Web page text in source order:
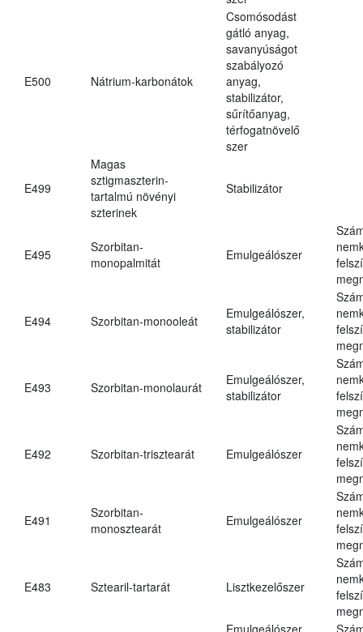
E500 Nátrium-karbonátok
Csomósodást
gátló anyag,
savanyúságot
szabályozó
anyag,
stabilizátor,
sűrítőanyag,
térfogatnövelő
szer
E499
Magas
sztigmaszterin-
tartalmú növényi
szterinek
Stabilizátor
E495
Szorbitan-
monopalmitát
Emulgeálószer
E494 Szorbitan-monooleát
Emulgeálószer,
stabilizátor
E493 Szorbitan-monolaurát
Emulgeálószer,
stabilizátor
E492 Szorbitan-trisztearát Emulgeálószer
E491
Szorbitan-
monosztearát
Emulgeálószer
E483 Sztearil-tartarát Lisztkezelőszer
Emulgeálószer,